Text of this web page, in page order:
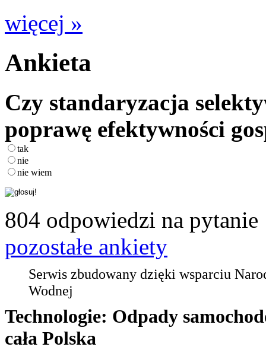
więcej »
Ankieta
Czy standaryzacja
poprawę efektywności
tak
nie
nie wiem
804 odpowiedzi na pytanie
pozostałe ankiety
Serwis zbudowany dzięki wsparciu
Wodnej
Technologie: Odpady
cała Polska